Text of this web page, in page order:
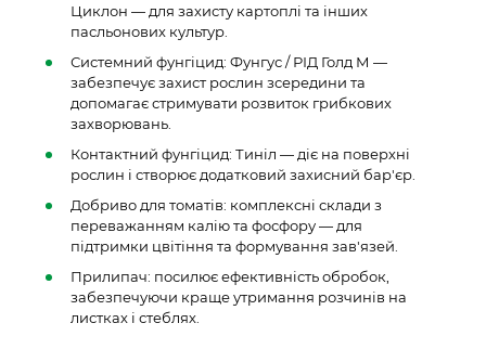
Циклон — для захисту картоплі та інших
пасльонових культур.
Системний фунгіцид: Фунгус / РІД Голд М —
забезпечує захист рослин зсередини та
допомагає стримувати розвиток грибкових
захворювань.
Контактний фунгіцид: Тиніл — діє на поверхні
рослин і створює додатковий захисний бар'єр.
Добриво для томатів: комплексні склади з
переважанням калію та фосфору — для
підтримки цвітіння та формування зав'язей.
Прилипач: посилює ефективність обробок,
забезпечуючи краще утримання розчинів на
листках і стеблях.